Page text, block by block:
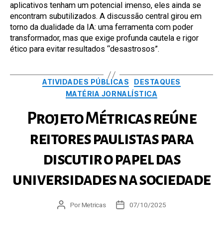
aplicativos tenham um potencial imenso, eles ainda se
encontram subutilizados. A discussão central girou em
torno da dualidade da IA: uma ferramenta com poder
transformador, mas que exige profunda cautela e rigor
ético para evitar resultados “desastrosos”.
Categorias
ATIVIDADES PÚBLICAS
DESTAQUES
MATÉRIA JORNALÍSTICA
Projeto Métricas reúne
reitores paulistas para
discutir o papel das
universidades na sociedade
AutorPorMetricas
Data07/10/2025